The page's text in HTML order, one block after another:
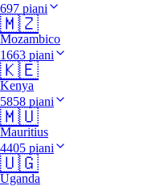
697 piani
🇲🇿
Mozambico
1663 piani
🇰🇪
Kenya
5858 piani
🇲🇺
Mauritius
4405 piani
🇺🇬
Uganda